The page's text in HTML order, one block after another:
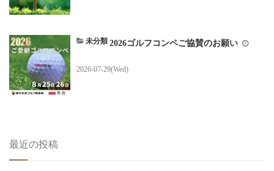
2026ゴルフコンペご協賛のお願い
未分類
2026-07-29(Wed)
最近の投稿